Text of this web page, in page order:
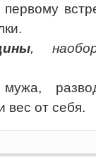
,
вес от себя.